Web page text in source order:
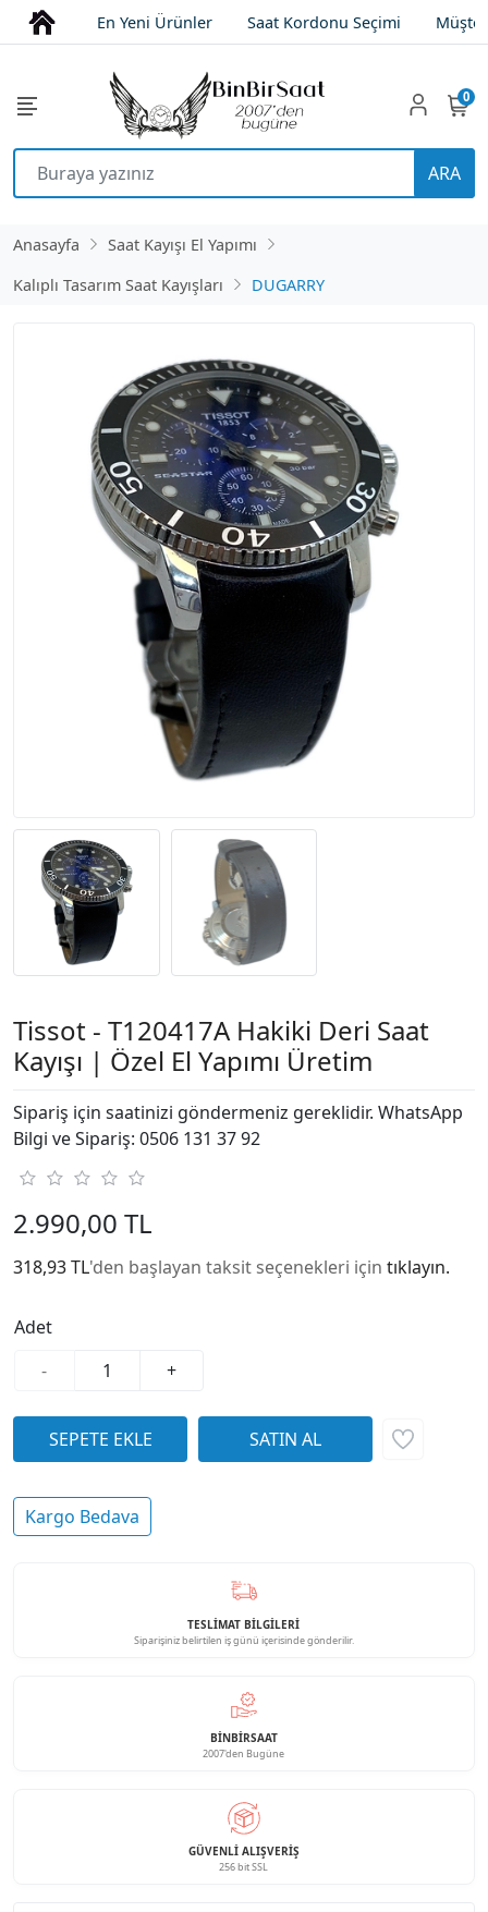
En Yeni Ürünler Saat Kordonu Seçimi
ARA
0
Anasayfa
Saat Kayışı El Yapımı
Kalıplı Tasarım Saat Kayışları
DUGARRY
Tissot - T120417A Hakiki Deri Saat
Kayışı | Özel El Yapımı Üretim
Sipariş için saatinizi göndermeniz gereklidir. WhatsApp
Bilgi ve Sipariş: 0506 131 37 92
2.990,00 TL
318,93 TL'den başlayan taksit seçenekleri için tıklayın.
Adet
-
+
Kargo Bedava
TESLİMAT BİLGİLERİ
Siparişiniz belirtilen iş günü içerisinde gönderilir.
BINBIRSAAT
2007'den Bugüne
GÜVENLI ALIŞVERIŞ
256 bit SSL